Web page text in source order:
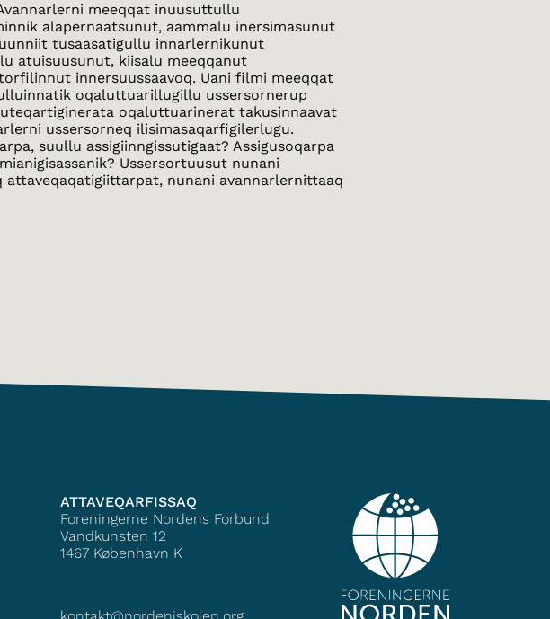
meeqqat inuusuttullu
alapernaatsunut, aammalu inersimasunut
tusaasatigullu innarlernikunut
atuisuusunut, kiisalu meeqqanut
innersuussaavoq. Uani filmi meeqqat
oqaluttuarillugillu ussersornerup
oqaluttuarinerat takusinnaavat
ussersorneq ilisimasaqarfigilerlugu.
suullu assigiinngissutigaat? Assigusoqarpa
Ussersortuusut nunani
nunani avannarlernittaaq
ATTAVEQARFISSAQ
Foreningerne Nordens Forbund
Vandkunsten 12
1467 København K